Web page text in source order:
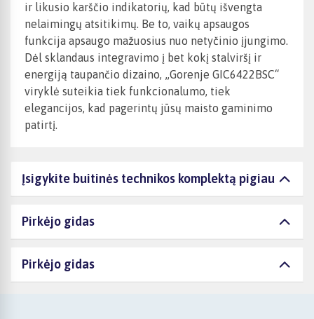
ir likusio karščio indikatorių, kad būtų išvengta
nelaimingų atsitikimų. Be to, vaikų apsaugos
funkcija apsaugo mažuosius nuo netyčinio įjungimo.
Dėl sklandaus integravimo į bet kokį stalviršį ir
energiją taupančio dizaino, „Gorenje GIC6422BSC“
viryklė suteikia tiek funkcionalumo, tiek
elegancijos, kad pagerintų jūsų maisto gaminimo
patirtį.
Įsigykite buitinės technikos komplektą pigiau
Pirkėjo gidas
Pirkėjo gidas